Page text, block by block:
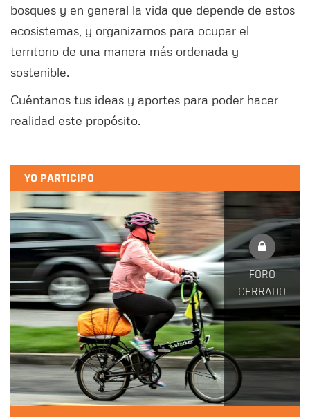
bosques y en general la vida que depende de estos
ecosistemas, y organizarnos para ocupar el
territorio de una manera más ordenada y
sostenible.
Cuéntanos tus ideas y aportes para poder hacer
realidad este propósito.
YO PARTICIPO
FORO
CERRADO